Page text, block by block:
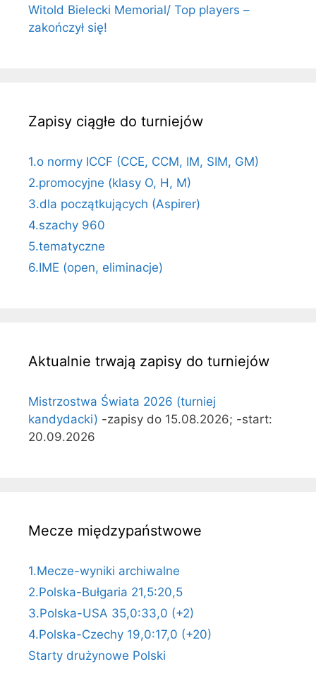
Witold Bielecki Memorial/ Top players –
zakończył się!
Zapisy ciągłe do turniejów
1.o normy ICCF (CCE, CCM, IM, SIM, GM)
2.promocyjne (klasy O, H, M)
3.dla początkujących (Aspirer)
4.szachy 960
5.tematyczne
6.IME (open, eliminacje)
Aktualnie trwają zapisy do turniejów
Mistrzostwa Świata 2026 (turniej
kandydacki) -zapisy do 15.08.2026; -start:
20.09.2026
Mecze międzypaństwowe
1.Mecze-wyniki archiwalne
2.Polska-Bułgaria 21,5:20,5
3.Polska-USA 35,0:33,0 (+2)
4.Polska-Czechy 19,0:17,0 (+20)
Starty drużynowe Polski